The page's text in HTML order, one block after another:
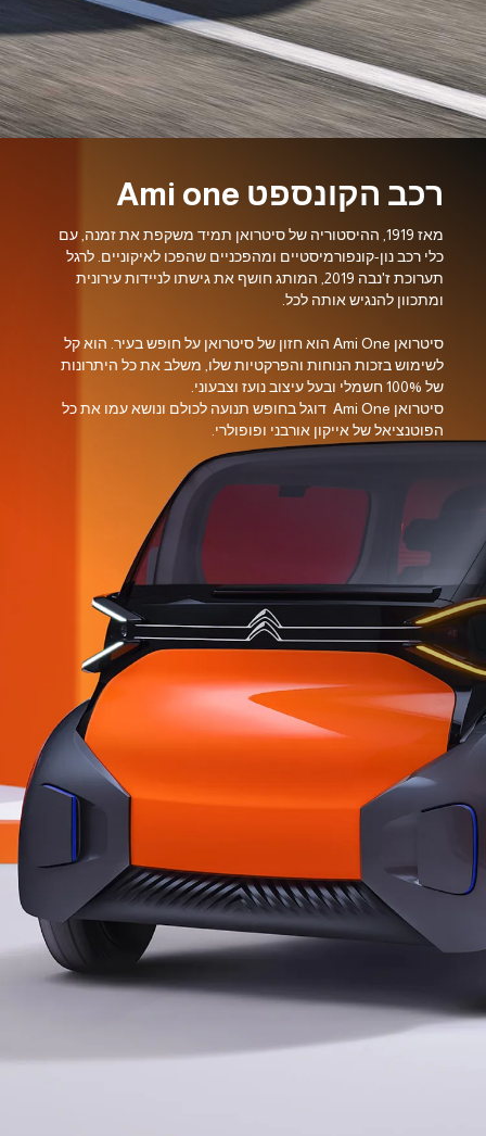
רכב הקונספט Ami one
מאז 1919, ההיסטוריה של סיטרואן תמיד משקפת את זמנה, עם
כלי רכב נון-קונפורמיסטיים ומהפכניים שהפכו לאיקוניים. לרגל
תערוכת ז'נבה 2019, המותג חושף את גישתו לניידות עירונית
ומתכוון להנגיש אותה לכל.
סיטרואן Ami One הוא חזון של סיטרואן על חופש בעיר. הוא קל
לשימוש בזכות הנוחות והפרקטיות שלו, משלב את כל היתרונות
של 100% חשמלי ובעל עיצוב נועז וצבעוני.
סיטרואן Ami One דוגל בחופש תנועה לכולם ונושא עמו את כל
הפוטנציאל של אייקון אורבני ופופולרי.